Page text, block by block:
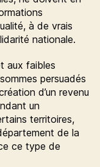
à de vrais
nationale.
aux faibles
persuadés
d’un revenu
un
territoires,
de la
ce type de